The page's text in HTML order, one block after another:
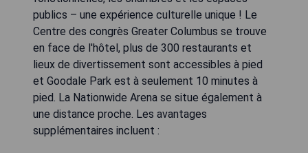
publics – une expérience culturelle unique ! Le
Centre des congrès Greater Columbus se trouve
en face de l'hôtel, plus de 300 restaurants et
lieux de divertissement sont accessibles à pied
et Goodale Park est à seulement 10 minutes à
pied. La Nationwide Arena se situe également à
une distance proche. Les avantages
supplémentaires incluent :